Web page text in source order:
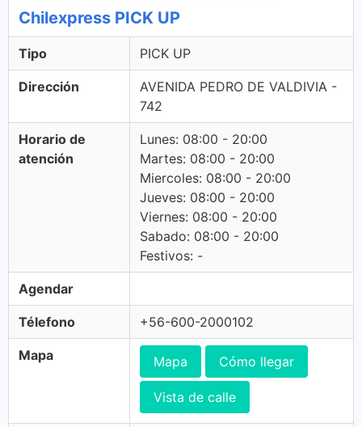
Chilexpress PICK UP
Tipo PICK UP
Dirección
AVENIDA PEDRO DE VALDIVIA -
742
Horario de
atención
Lunes: 08:00 - 20:00
Martes: 08:00 - 20:00
Miercoles: 08:00 - 20:00
Jueves: 08:00 - 20:00
Viernes: 08:00 - 20:00
Sabado: 08:00 - 20:00
Festivos: -
Agendar
Télefono +56-600-2000102
Mapa Mapa Cómo llegar
Vista de calle